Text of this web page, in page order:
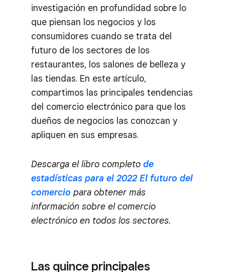
investigación en profundidad sobre lo
que piensan los negocios y los
consumidores cuando se trata del
futuro de los sectores de los
restaurantes, los salones de belleza y
las tiendas. En este artículo,
compartimos las principales tendencias
del comercio electrónico para que los
dueños de negocios las conozcan y
apliquen en sus empresas.
Descarga el libro completo de
estadísticas para el 2022 El futuro del
comercio para obtener más
información sobre el comercio
electrónico en todos los sectores.
Las quince principales